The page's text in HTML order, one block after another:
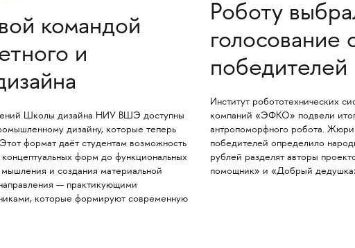
командой
и
Школы дизайна НИУ ВШЭ доступны
дизайну, которые теперь
формат даёт студентам возможность
форм до функциональных
и создания материальной
— практикующими
которые формируют современную
Роботу
голосование
победителей
Институт
компаний «ЭФКО» подвели
антропоморфного робота. Жюри
победителей определило
рублей разделят авторы
помощник» и «Добрый